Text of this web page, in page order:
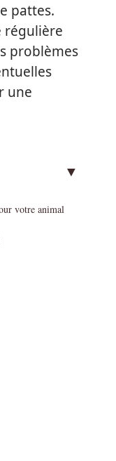
pattes.
régulière
problèmes
une
votre animal